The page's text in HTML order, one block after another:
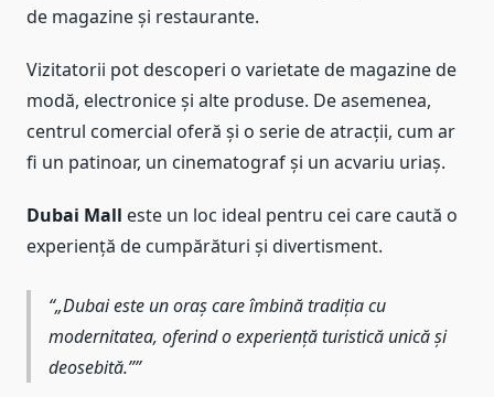
de magazine și restaurante.
Vizitatorii pot descoperi o varietate de magazine de
modă, electronice și alte produse. De asemenea,
centrul comercial oferă și o serie de atracții, cum ar
fi un patinoar, un cinematograf și un acvariu uriaș.
Dubai Mall este un loc ideal pentru cei care caută o
experiență de cumpărături și divertisment.
„Dubai este un oraș care îmbină tradiția cu
modernitatea, oferind o experiență turistică unică și
deosebită.”